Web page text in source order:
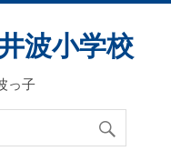
波小学校
っ子